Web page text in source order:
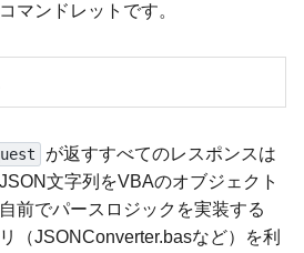
マンドレットです。
が返すすべてのレスポンスは
文字列をVBAのオブジェクト
前でパースロジックを実装する
（JSONConverter.basなど）を利